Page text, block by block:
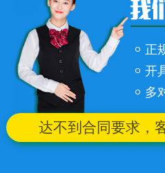
正
开
多
达不到合同要求，